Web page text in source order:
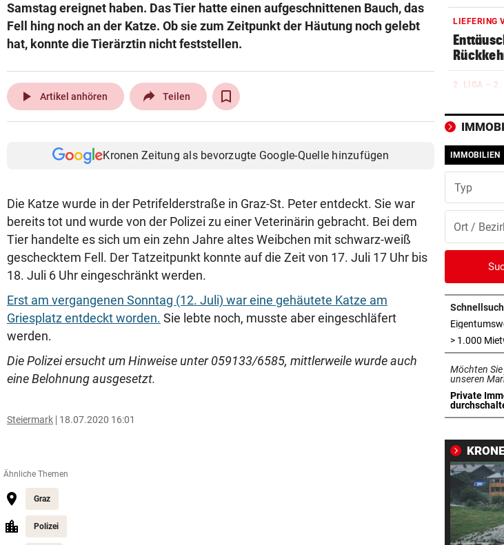
Samstag ereignet haben. Das Tier hatte einen aufgeschnittenen Bauch, das
Fell hing noch an der Katze. Ob sie zum Zeitpunkt der Häutung noch gelebt
hat, konnte die Tierärztin nicht feststellen.
play_arrow Artikel anhören Teilen
Kronen Zeitung als bevorzugte Google-Quelle hinzufügen
Die Katze wurde in der Petrifelderstraße in Graz-St. Peter entdeckt. Sie war
bereits tot und wurde von der Polizei zu einer Veterinärin gebracht. Bei dem
Tier handelte es sich um ein zehn Jahre altes Weibchen mit schwarz-weiß
geschecktem Fell. Der Tatzeitpunkt konnte auf die Zeit von 17. Juli 17 Uhr bis
18. Juli 6 Uhr eingeschränkt werden.
Erst am vergangenen Sonntag (12. Juli) war eine gehäutete Katze am
Griesplatz entdeckt worden. Sie lebte noch, musste aber eingeschläfert
werden.
Die Polizei ersucht um Hinweise unter 059133/6585, mittlerweile wurde auch
eine Belohnung ausgesetzt.
Steiermark 18.07.2020 16:01
Ähnliche Themen
Graz
Polizei
LIEFERING
2. LIGA – 2.
für St.
WANDERER
Wieder
IN
Straka
den Cut
SCHRIEB
Bayern
Spider-
Anwalt
TROTZ
Sager
SCHLÜSSEL
heißem
IMMOBILIEN
Typ
> 1.000
Möchten
unseren
Private
in neuem